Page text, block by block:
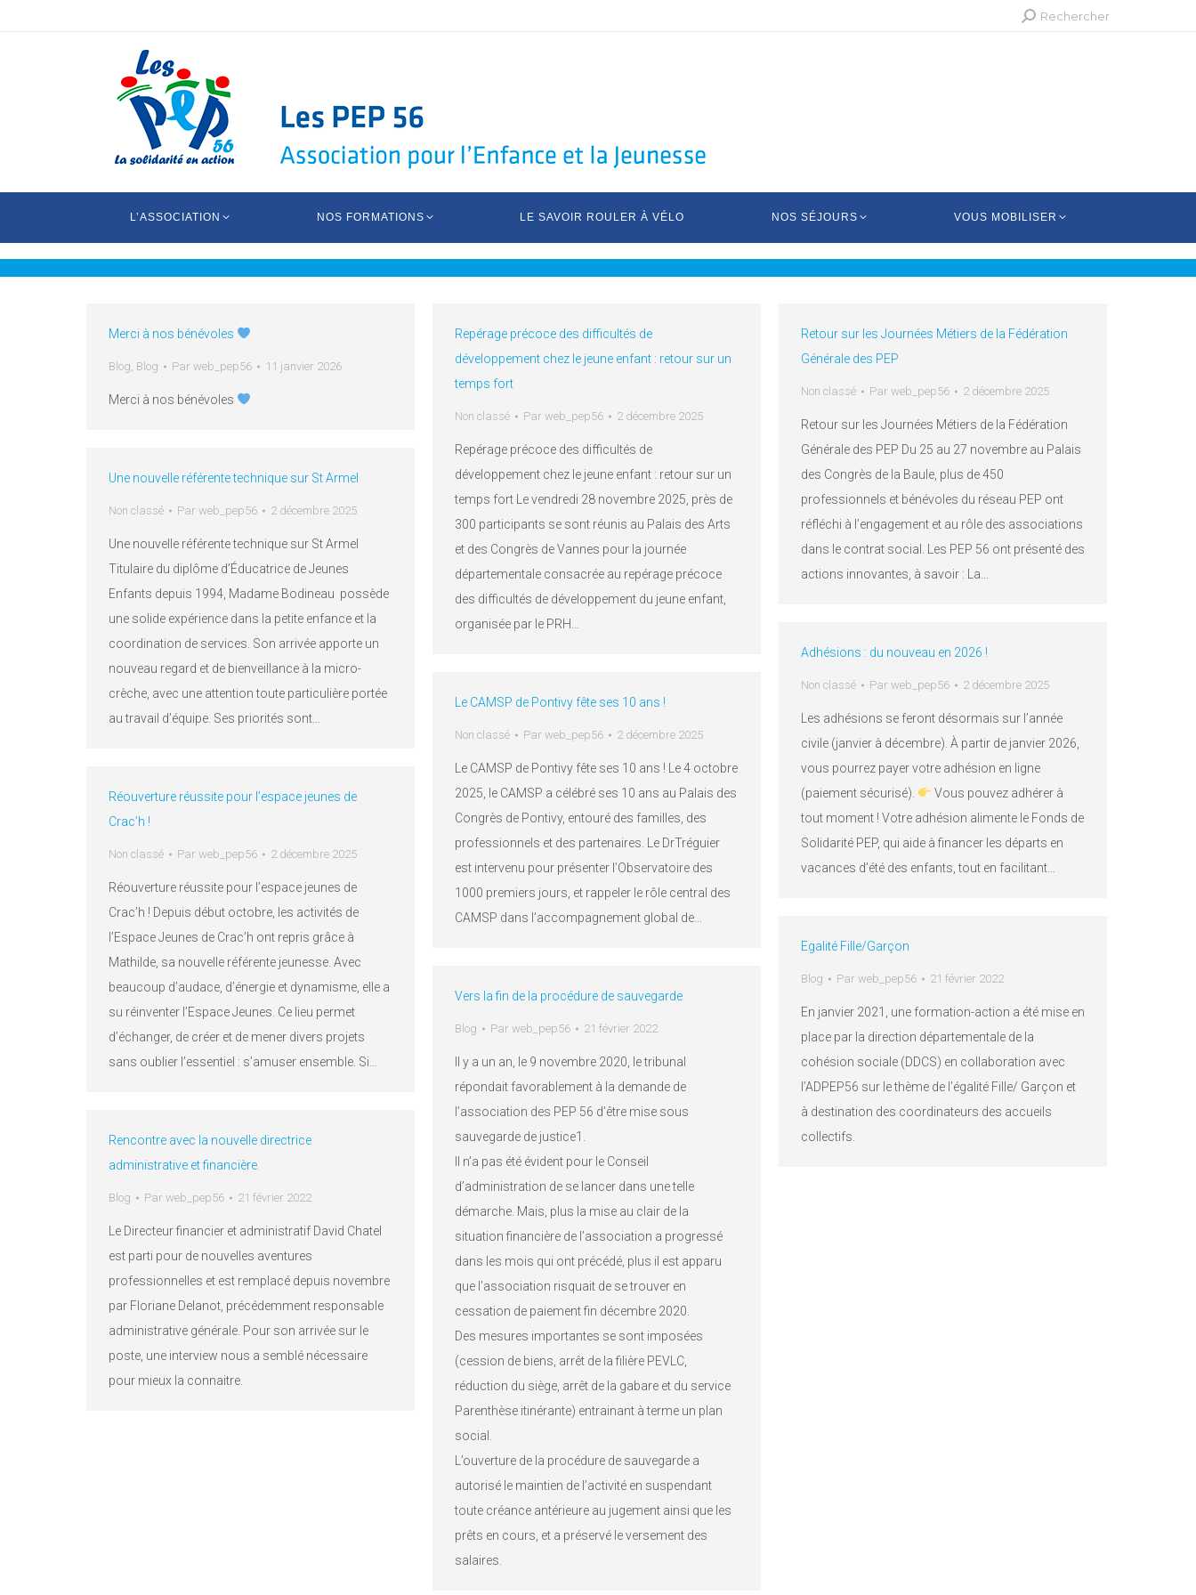
Recherche
Rechercher
L’ASSOCIATION NOS FORMATIONS LE SAVOIR ROULER À VÉLO NOS SÉJOURS VOUS MOBILISER
Merci à nos bénévoles
Blog, Blog Par web_pep56 11 janvier 2026
Merci à nos bénévoles
Repérage précoce des difficultés de
développement chez le jeune enfant : retour sur un
temps fort
Non classé Par web_pep56 2 décembre 2025
Repérage précoce des difficultés de
développement chez le jeune enfant : retour sur un
temps fort Le vendredi 28 novembre 2025, près de
300 participants se sont réunis au Palais des Arts
et des Congrès de Vannes pour la journée
départementale consacrée au repérage précoce
des difficultés de développement du jeune enfant,
organisée par le PRH…
Retour sur les Journées Métiers de la Fédération
Générale des PEP
Non classé Par web_pep56 2 décembre 2025
Retour sur les Journées Métiers de la Fédération
Générale des PEP Du 25 au 27 novembre au Palais
des Congrès de la Baule, plus de 450
professionnels et bénévoles du réseau PEP ont
réfléchi à l’engagement et au rôle des associations
dans le contrat social. Les PEP 56 ont présenté des
actions innovantes, à savoir : La…
Une nouvelle référente technique sur St Armel
Non classé Par web_pep56 2 décembre 2025
Une nouvelle référente technique sur St Armel
Titulaire du diplôme d’Éducatrice de Jeunes
Enfants depuis 1994, Madame Bodineau possède
une solide expérience dans la petite enfance et la
coordination de services. Son arrivée apporte un
nouveau regard et de bienveillance à la micro-
crèche, avec une attention toute particulière portée
au travail d’équipe. Ses priorités sont…
Adhésions : du nouveau en 2026 !
Non classé Par web_pep56 2 décembre 2025
Les adhésions se feront désormais sur l’année
civile (janvier à décembre). À partir de janvier 2026,
vous pourrez payer votre adhésion en ligne
(paiement sécurisé).
Vous pouvez adhérer à
tout moment ! Votre adhésion alimente le Fonds de
Solidarité PEP, qui aide à financer les départs en
vacances d’été des enfants, tout en facilitant…
Le CAMSP de Pontivy fête ses 10 ans !
Non classé Par web_pep56 2 décembre 2025
Le CAMSP de Pontivy fête ses 10 ans ! Le 4 octobre
2025, le CAMSP a célébré ses 10 ans au Palais des
Congrès de Pontivy, entouré des familles, des
professionnels et des partenaires. Le DrTréguier
est intervenu pour présenter l’Observatoire des
1000 premiers jours, et rappeler le rôle central des
CAMSP dans l’accompagnement global de…
Réouverture réussite pour l’espace jeunes de
Crac’h !
Non classé Par web_pep56 2 décembre 2025
Réouverture réussite pour l’espace jeunes de
Crac’h ! Depuis début octobre, les activités de
l’Espace Jeunes de Crac’h ont repris grâce à
Mathilde, sa nouvelle référente jeunesse. Avec
beaucoup d’audace, d’énergie et dynamisme, elle a
su réinventer l’Espace Jeunes. Ce lieu permet
d’échanger, de créer et de mener divers projets
sans oublier l’essentiel : s’amuser ensemble. Si…
Egalité Fille/Garçon
Blog Par web_pep56 21 février 2022
En janvier 2021, une formation-action a été mise en
place par la direction départementale de la
cohésion sociale (DDCS) en collaboration avec
l’ADPEP56 sur le thème de l’égalité Fille/ Garçon et
à destination des coordinateurs des accueils
collectifs.
Vers la fin de la procédure de sauvegarde
Blog Par web_pep56 21 février 2022
Il y a un an, le 9 novembre 2020, le tribunal
répondait favorablement à la demande de
l’association des PEP 56 d’être mise sous
sauvegarde de justice1.
Il n’a pas été évident pour le Conseil
d’administration de se lancer dans une telle
démarche. Mais, plus la mise au clair de la
situation financière de l’association a progressé
dans les mois qui ont précédé, plus il est apparu
que l’association risquait de se trouver en
cessation de paiement fin décembre 2020.
Des mesures importantes se sont imposées
(cession de biens, arrêt de la filière PEVLC,
réduction du siège, arrêt de la gabare et du service
Parenthèse itinérante) entrainant à terme un plan
social.
L’ouverture de la procédure de sauvegarde a
autorisé le maintien de l’activité en suspendant
toute créance antérieure au jugement ainsi que les
prêts en cours, et a préservé le versement des
salaires.
Rencontre avec la nouvelle directrice
administrative et financière.
Blog Par web_pep56 21 février 2022
Le Directeur financier et administratif David Chatel
est parti pour de nouvelles aventures
professionnelles et est remplacé depuis novembre
par Floriane Delanot, précédemment responsable
administrative générale. Pour son arrivée sur le
poste, une interview nous a semblé nécessaire
pour mieux la connaitre.